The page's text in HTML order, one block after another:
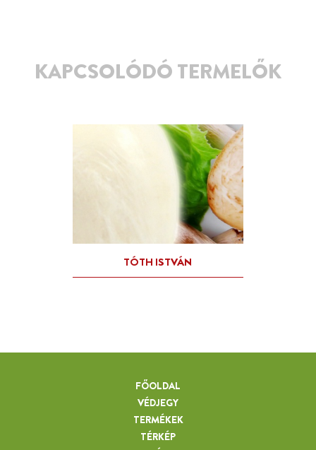
KAPCSOLÓDÓ TERMELŐK
FŐOLDAL
VÉDJEGY
TERMÉKEK
TÉRKÉP